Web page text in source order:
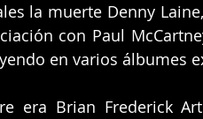
la muerte Denny
con Paul
en varios álbumes
era Brian Frederick